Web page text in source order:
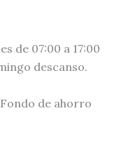
de 07:00 a 17:00
descanso.
de ahorro